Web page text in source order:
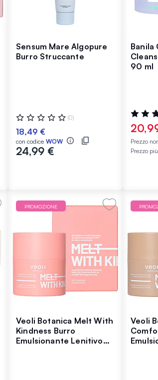
Sensum Mare Algopure
Burro Struccante
Valutazione:
0%
(0)
18,49 €
con codice WOW
24,99 €
Banila
90 ml
100%
Prezzo
Prezzo
PROMOZIONE
Veoli Botanica Melt With
Kindness Burro
Emulsionante Lenitivo
Veoli